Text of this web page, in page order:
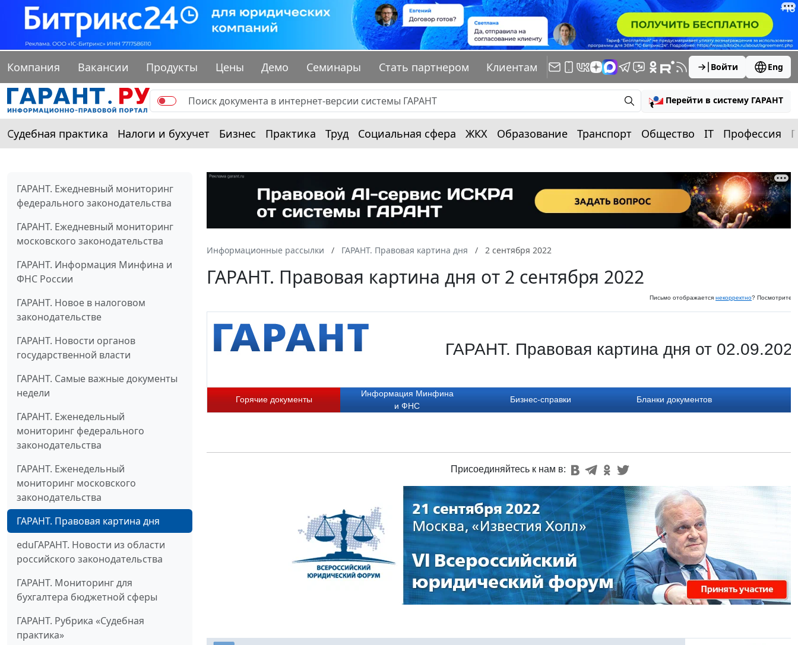
Компания Вакансии Продукты Цены Демо Семинары Стать партнером Клиентам Войти Eng
Перейти в систему ГАРАНТ
Судебная практика Налоги и бухучет Бизнес Практика Труд Социальная сфера ЖКХ Образование Транспорт Общество IT Профессия
ГАРАНТ. Ежедневный мониторинг
федерального законодательства
ГАРАНТ. Ежедневный мониторинг
московского законодательства
ГАРАНТ. Информация Минфина и
ФНС России
ГАРАНТ. Новое в налоговом
законодательстве
ГАРАНТ. Новости органов
государственной власти
ГАРАНТ. Самые важные документы
недели
ГАРАНТ. Еженедельный
мониторинг федерального
законодательства
ГАРАНТ. Еженедельный
мониторинг московского
законодательства
ГАРАНТ. Правовая картина дня
eduГАРАНТ. Новости из области
российского законодательства
ГАРАНТ. Мониторинг для
бухгалтера бюджетной сферы
ГАРАНТ. Рубрика «Судебная
практика»
Информационные рассылки ГАРАНТ. Правовая картина дня 2 сентября 2022
ГАРАНТ. Правовая картина дня от 2 сентября 2022
Письмо отображается некорректно? Посмотрите
ГАРАНТ. Правовая картина дня от
Горячие документы
Информация Минфина
и ФНС
Бизнес-справки Бланки документов
Присоединяйтесь к нам в: